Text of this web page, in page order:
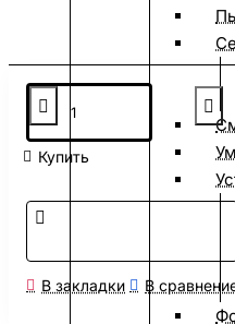
Купить
В закладки В